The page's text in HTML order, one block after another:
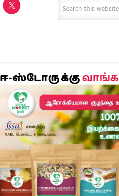
ஈ-ஸ்டோருக்குவாங்க